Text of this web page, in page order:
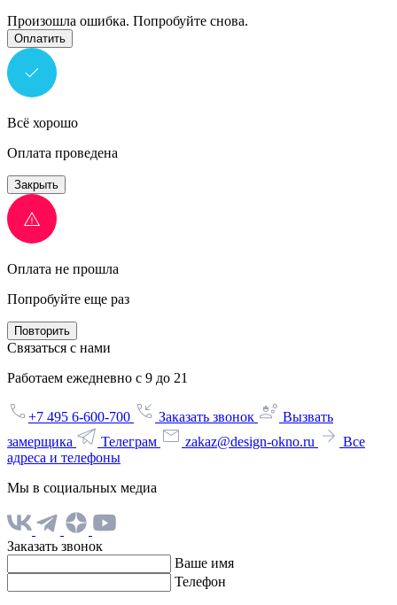
Произошла ошибка. Попробуйте снова.
Оплатить
Всё хорошо
Оплата проведена
Закрыть
Оплата не прошла
Попробуйте еще раз
Повторить
Связаться с нами
Работаем ежедневно с 9 до 21
+7 495 6-600-700 Заказать звонок
Вызвать
замерщика
Телеграм zakaz@design-okno.ru
Все
адреса и телефоны
Мы в социальных медиа
Заказать звонок
Ваше имя
Телефон